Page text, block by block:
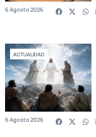
6 Agosto 2026
ACTUALIDAD
6 Agosto 2026